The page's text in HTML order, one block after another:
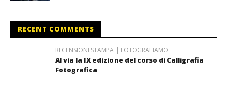
RECENT COMMENTS
RECENSIONI STAMPA | FOTOGRAFIAMO
Al via la IX edizione del corso di Calligrafia
Fotografica